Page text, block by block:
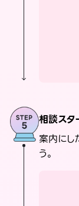
相談スタ
案内にし
う。